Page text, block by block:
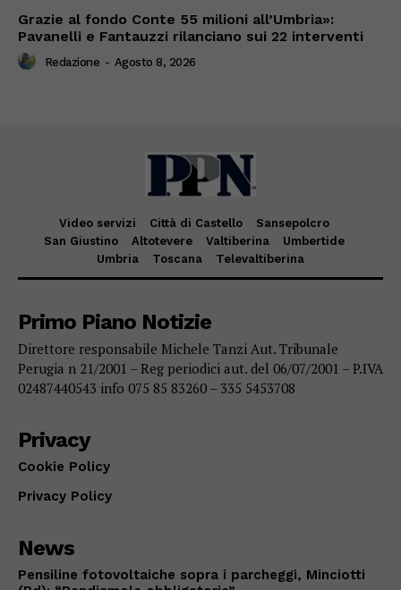
Grazie al fondo Conte 55 milioni all’Umbria»:
Pavanelli e Fantauzzi rilanciano sui 22 interventi
Redazione - Agosto 8, 2026
Video servizi Città di Castello
Sansepolcro
San Giustino
Altotevere Valtiberina
Umbertide
Umbria
Toscana Televaltiberina
Primo Piano Notizie
Direttore responsabile Michele Tanzi Aut. Tribunale
Perugia n 21/2001 – Reg periodici aut. del 06/07/2001 – P.IVA
02487440543 info 075 85 83260 – 335 5453708
Privacy
Cookie Policy
Privacy Policy
News
Pensiline fotovoltaiche sopra i parcheggi, Minciotti